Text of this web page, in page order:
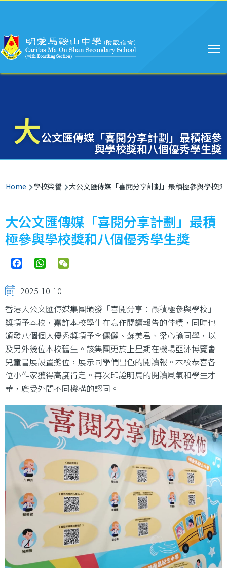
大公文匯傳媒「喜閱分享計劃」最積極參
與學校獎和八個優秀學生獎
Breadcrumb
Home 學校榮譽 大公文匯傳媒「喜閱分享計劃」最積極參與學校
大公文匯傳媒「喜閱分享計劃」最積
極參與學校獎和八個優秀學生獎
FacebookWhatsApp
2025-10-10
香港大公文匯傳媒集團頒發「喜閱分享：最積極參與學校」
獎項予本校，嘉許本校學生在寫作閱讀報告的佳績，同時也
頒發八個個人優秀獎項予李儷儷、蘇美君、梁心瑜同學，以
及另外幾位本校舊生。該集團更於上星期在機場亞洲博覽會
兒童書展設置攤位，展示同學們出色的閱讀報。本校恭喜各
位小作家獲得高度肯定。再次印證明馬的閱讀風氣和學生才
華，廣受外間不同機構的認同。